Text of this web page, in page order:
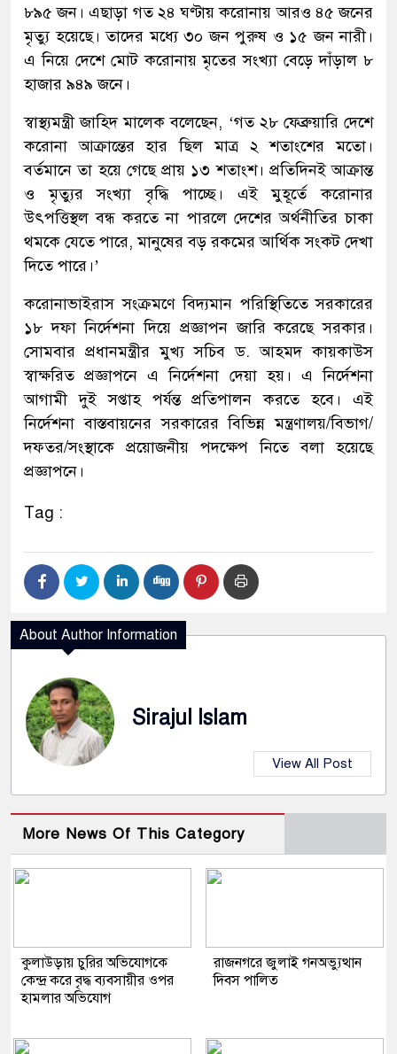
৮৯৫ জন। এছাড়া গত ২৪ ঘণ্টায় করোনায় আরও ৪৫ জনের
মৃত্যু হয়েছে। তাদের মধ্যে ৩০ জন পুরুষ ও ১৫ জন নারী।
এ নিয়ে দেশে মোট করোনায় মৃতের সংখ্যা বেড়ে দাঁড়াল ৮
হাজার ৯৪৯ জনে।
স্বাস্থ্যমন্ত্রী জাহিদ মালেক বলেছেন, ‘গত ২৮ ফেব্রুয়ারি দেশে
করোনা আক্রান্তের হার ছিল মাত্র ২ শতাংশের মতো।
বর্তমানে তা হয়ে গেছে প্রায় ১৩ শতাংশ। প্রতিদিনই আক্রান্ত
ও মৃত্যুর সংখ্যা বৃদ্ধি পাচ্ছে। এই মুহূর্তে করোনার
উৎপত্তিস্থল বন্ধ করতে না পারলে দেশের অর্থনীতির চাকা
থমকে যেতে পারে, মানুষের বড় রকমের আর্থিক সংকট দেখা
দিতে পারে।’
করোনাভাইরাস সংক্রমণে বিদ্যমান পরিস্থিতিতে সরকারের
১৮ দফা নির্দেশনা দিয়ে প্রজ্ঞাপন জারি করেছে সরকার।
সোমবার প্রধানমন্ত্রীর মুখ্য সচিব ড. আহমদ কায়কাউস
স্বাক্ষরিত প্রজ্ঞাপনে এ নির্দেশনা দেয়া হয়। এ নির্দেশনা
আগামী দুই সপ্তাহ পর্যন্ত প্রতিপালন করতে হবে। এই
নির্দেশনা বাস্তবায়নের সরকারের বিভিন্ন মন্ত্রণালয়/বিভাগ/
দফতর/সংস্থাকে প্রয়োজনীয় পদক্ষেপ নিতে বলা হয়েছে
প্রজ্ঞাপনে।
Tag :
About Author Information
Sirajul Islam
View All Post
More News Of This Category
কুলাউড়ায় চুরির অভিযোগকে
কেন্দ্র করে বৃদ্ধ ব্যবসায়ীর ওপর
হামলার অভিযোগ
রাজনগরে জুলাই গনঅভ্যুত্থান
দিবস পালিত